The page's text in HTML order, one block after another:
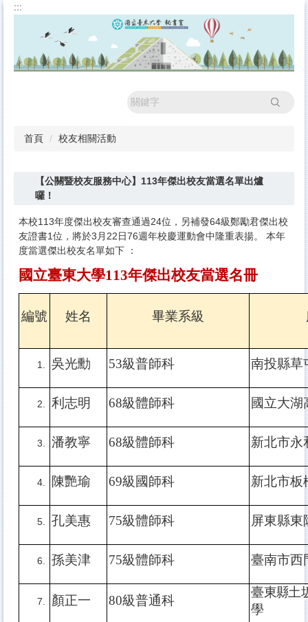
跳
內
:::
搜尋
首頁 校友相關活動
【公關暨校友服務中心】113年傑出校友當選名單出爐
囉！
本校113年度傑出校友審查通過24位，另補發64級鄭勵君傑出校
友證書1位，將於3月22日76週年校慶運動會中隆重表揚。 本年
度當選傑出校友名單如下 ：
國立臺東大學113年傑出校友當選名冊
編號 姓名 畢業系級
吳光勳 53級普師科 南投縣草
利志明 68級體師科 國立大湖
潘教寧 68級體師科 新北市永
陳艷瑜 69級國師科 新北市板
孔美惠 75級體師科 屏東縣東
孫美津 75級體師科 臺南市西
顏正一 80級普通科
臺東縣土
學